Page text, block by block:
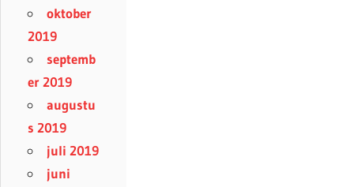
oktober
2019
septemb
er 2019
augustu
s 2019
juli 2019
juni